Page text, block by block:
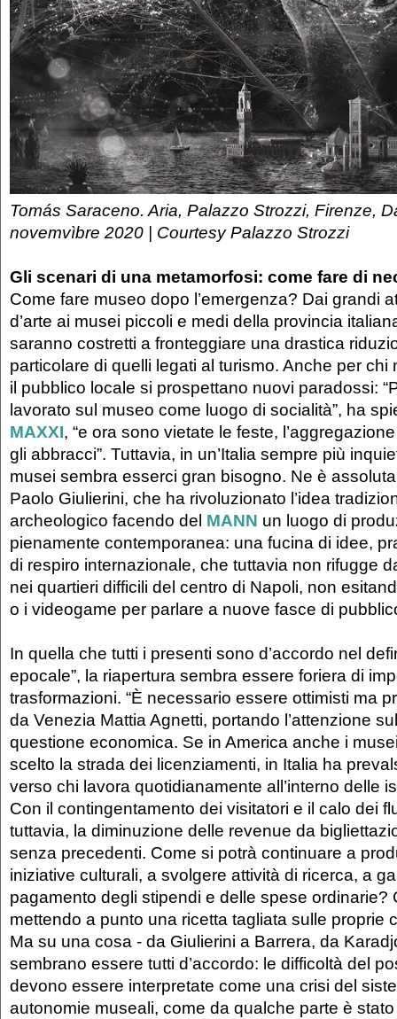
Tomás Saraceno. Aria, Palazzo Strozzi, Firenze,
novemvìbre 2020 | Courtesy Palazzo Strozzi
Gli scenari di una metamorfosi: come fare di
Come fare museo dopo l’emergenza? Dai grandi
d’arte ai musei piccoli e medi della provincia
saranno costretti a fronteggiare una drastica
particolare di quelli legati al turismo. Anche per chi
il pubblico locale si prospettano nuovi paradossi:
lavorato sul museo come luogo di socialità”, ha
MAXXI, “e ora sono vietate le feste,
gli abbracci”. Tuttavia, in un’Italia sempre più
musei sembra esserci gran bisogno. Ne è
Paolo Giulierini, che ha rivoluzionato l’idea
archeologico facendo del MANN un luogo di
pienamente contemporanea: una fucina di idee,
di respiro internazionale, che tuttavia non rifugge
nei quartieri difficili del centro di Napoli, non
o i videogame per parlare a nuove fasce di
In quella che tutti i presenti sono d’accordo nel
epocale”, la riapertura sembra essere foriera di
trasformazioni. “È necessario essere ottimisti ma
da Venezia Mattia Agnetti, portando l’attenzione
questione economica. Se in America anche i
scelto la strada dei licenziamenti, in Italia ha
verso chi lavora quotidianamente all’interno delle
Con il contingentamento dei visitatori e il calo dei
tuttavia, la diminuzione delle revenue da
senza precedenti. Come si potrà continuare a
iniziative culturali, a svolgere attività di ricerca, a
pagamento degli stipendi e delle spese ordinarie?
mettendo a punto una ricetta tagliata sulle proprie
Ma su una cosa - da Giulierini a Barrera, da
sembrano essere tutti d’accordo: le difficoltà del
devono essere interpretate come una crisi del
autonomie museali, come da qualche parte è